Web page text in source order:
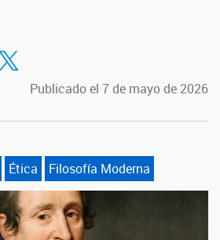
en Facebook
en Twitter
Publicado el 7 de mayo de 2026
Ética Filosofía Moderna